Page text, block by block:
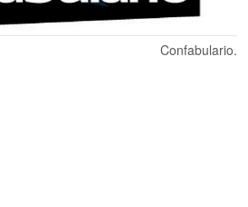
Confabulario.